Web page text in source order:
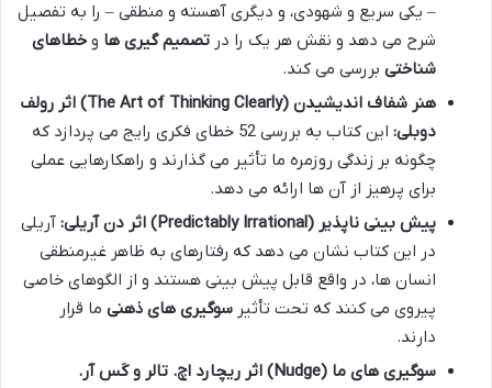
– یکی سریع و شهودی، و دیگری آهسته و منطقی – را به تفصیل
شرح می دهد و نقش هر یک را در تصمیم گیری ها و خطاهای
شناختی بررسی می کند.
هنر شفاف اندیشیدن (The Art of Thinking Clearly) اثر رولف
دوبلی:
این کتاب به بررسی 52 خطای فکری رایج می پردازد که
چگونه بر زندگی روزمره ما تأثیر می گذارند و راهکارهایی عملی
برای پرهیز از آن ها ارائه می دهد.
پیش بینی ناپذیر (Predictably Irrational) اثر دن آریلی:
آریلی
در این کتاب نشان می دهد که رفتارهای به ظاهر غیرمنطقی
انسان ها، در واقع قابل پیش بینی هستند و از الگوهای خاصی
پیروی می کنند که تحت تأثیر سوگیری های ذهنی ما قرار
دارند.
سوگیری های ما (Nudge) اثر ریچارد اچ. تالر و کَس آر.